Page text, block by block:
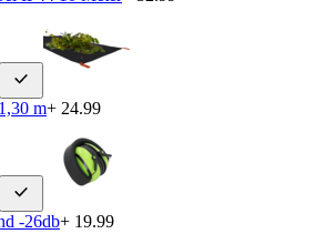
m+ 24.99
-26db+ 19.99